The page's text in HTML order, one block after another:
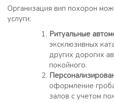
Организация вип похорон
услуги:
Ритуальные
эксклюзивных
других дорогих
покойного.
оформление
залов с учетом